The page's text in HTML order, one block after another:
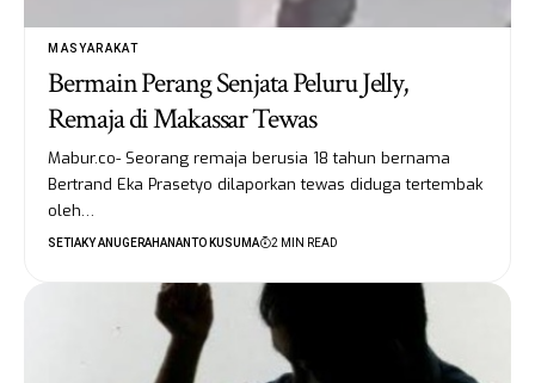
MASYARAKAT
Bermain Perang Senjata Peluru Jelly,
Remaja di Makassar Tewas
Mabur.co- Seorang remaja berusia 18 tahun bernama
Bertrand Eka Prasetyo dilaporkan tewas diduga tertembak
oleh…
SETIAKY ANUGERAHANANTO KUSUMA 2 MIN READ